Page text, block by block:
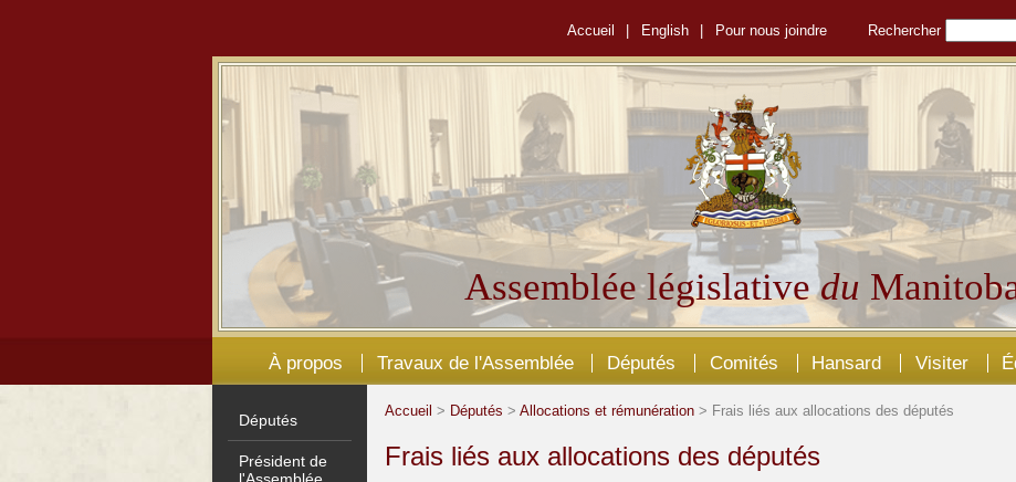
Accueil English Pour nous joindre Rechercher
Assemblée législativedu
À propos Travaux de l'Assemblée Députés Comités Hansard Visiter
Députés
Président de
Accueil > Députés > Allocations et rémunération > Frais liés aux allocations des députés
Frais liés aux allocations des députés